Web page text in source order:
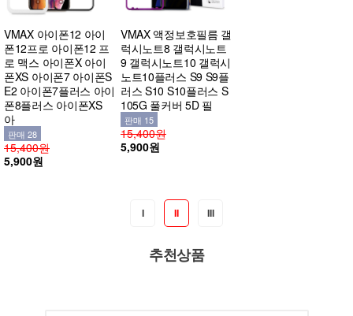
VMAX 아이폰12 아이
폰12프로 아이폰12 프
로 맥스 아이폰X 아이
폰XS 아이폰7 아이폰S
E2 아이폰7플러스 아이
폰8플러스 아이폰XS
아
판매 28
15,400원
5,900원
VMAX 액정보호필름 갤
럭시노트8 갤럭시노트
9 갤럭시노트10 갤럭시
노트10플러스 S9 S9플
러스 S10 S10플러스 S
105G 풀커버 5D 필
판매 15
15,400원
5,900원
I II III
추천상품